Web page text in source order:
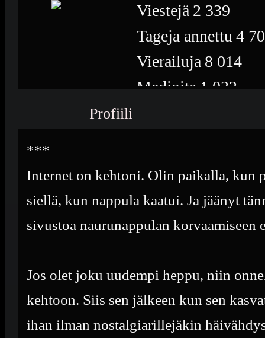
Viestejä 2 339
Tageja annettu 4
Vierailuja 8 014
Medioita 1 032
Saavutuksia
Profiili
***
Internet on kehtoni. Olin paikalla,
siellä, kun nappula kaatui. Ja jäänyt
sivustoa naurunappulan
Jos olet joku uudempi heppu, niin
kehtoon. Siis sen jälkeen kun sen
ihan ilman nostalgiarillejäkin